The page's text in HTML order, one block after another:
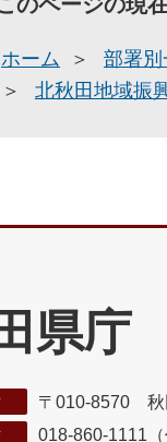
ホーム 部署別
北秋田地域振
県庁
〒010-8570 秋
018-860-1111（